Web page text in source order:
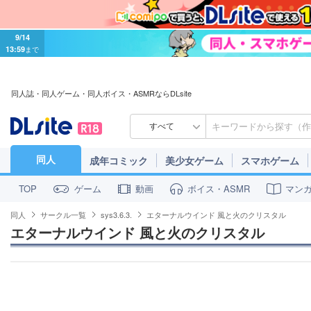
9/14
13:59まで
同人誌・同人ゲーム・同人ボイス・ASMRならDLsite
すべて
同人 成年コミック 美少女ゲーム スマホゲーム
TOP ゲーム 動画 ボイス・ASMR マン
同人 サークル一覧 sys3.6.3. エターナルウインド 風と火のクリスタル
エターナルウインド 風と火のクリスタル